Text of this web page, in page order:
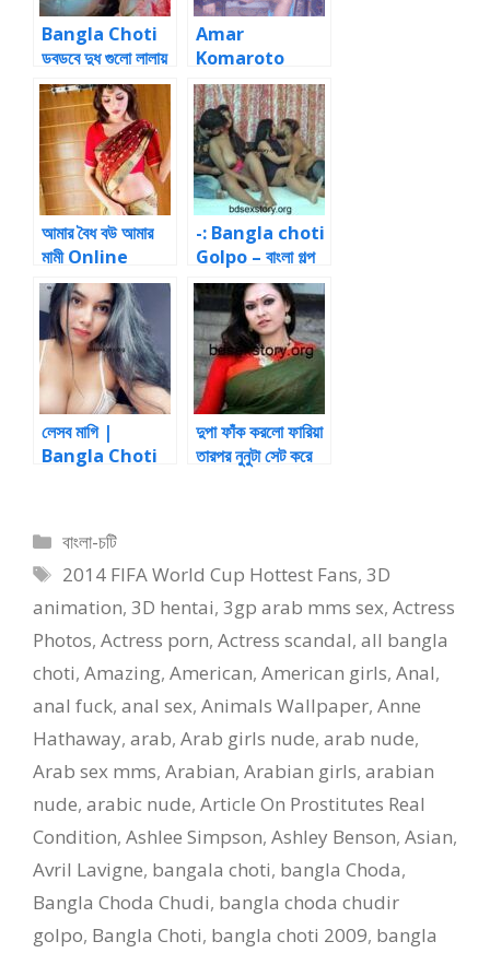
Bangla Choti
ডবডবে দুধ গুলো লালায়
ভিজে চকচক করছে।
Choti
Amar
Komaroto
Haronor
Bangla Choti
Golpo Part : 02
(আমারকুমারত্ব হারানোর
গল্প -02) bangla
sex story
আমার বৈধ বউ আমার
মামী Online
-: Bangla choti
Golpo – বাংলা গল্প
:-: আমার আপু-১
লেসব মাগি |
Bangla Choti
দুপা ফাঁক করলো ফারিয়া
তারপর নুনুটা সেট করে
Categories
বাংলা-চটি
Tags
2014 FIFA World Cup Hottest Fans,3D
animation, 3D hentai, 3gp arab mms sex, Actress
Photos, Actress porn, Actress scandal, all bangla
choti, Amazing, American, American girls, Anal,
anal fuck, anal sex, Animals Wallpaper, Anne
Hathaway, arab, Arab girls nude, arab nude,
Arab sex mms, Arabian, Arabian girls, arabian
nude, arabic nude, Article On Prostitutes Real
Condition, Ashlee Simpson, Ashley Benson, Asian,
Avril Lavigne, bangala choti, bangla Choda,
Bangla Choda Chudi, bangla choda chudir
golpo, Bangla Choti, bangla choti 2009, bangla